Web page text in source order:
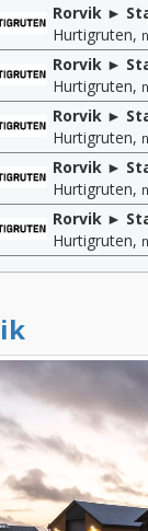
Rorvik ►
Hurtigruten,
Rorvik ►
Hurtigruten,
Rorvik ►
Hurtigruten,
Rorvik ►
Hurtigruten,
Rorvik ►
Hurtigruten,